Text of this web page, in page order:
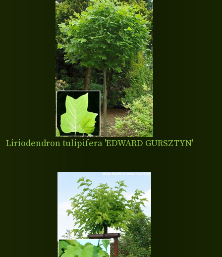
Liriodendron tulipifera 'EDWARD GURSZTYN'